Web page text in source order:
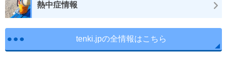
熱中症情報
tenki.jpの全情報はこちら